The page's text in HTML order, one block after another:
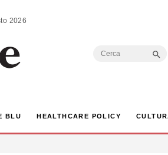
7 Agosto 2026
Search
BLU HEALTHCARE POLICY